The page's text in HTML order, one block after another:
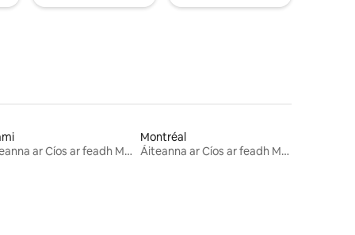
Áiteanna ar Cíos ar feadh Míosa
Montréal
Áiteanna ar Cíos ar feadh Míosa